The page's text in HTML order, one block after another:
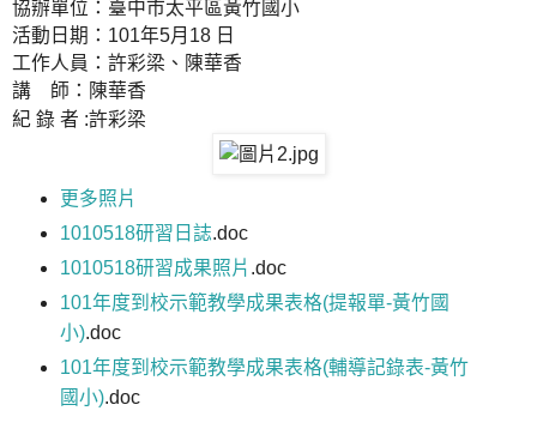
協辦單位：臺中市太平區黃竹國小
活動日期： 101年5月 18 日
工作人員：許彩梁、陳華香
講
師：陳華香
紀 錄 者 :許彩梁
更多照片
1010518研習日誌.doc
1010518研習成果照片 .doc
101年度到校示範教學成果表格(提報單-黃竹國
小).doc
101年度到校示範教學成果表格(輔導記錄表-黃竹
國小).doc